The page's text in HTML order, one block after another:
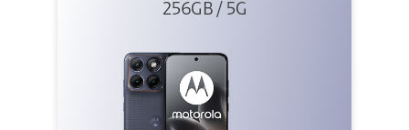
Azul
256GB / 5G